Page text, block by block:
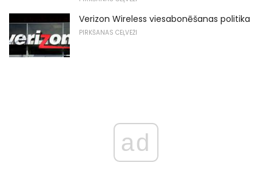
Verizon Wireless viesabonēšanas politika
PIRKŠANAS CEĻVEŽI
ad